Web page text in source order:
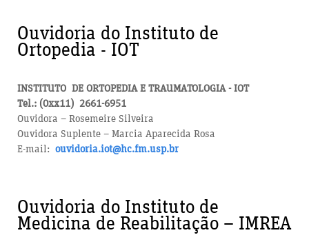
Ouvidoria do Instituto de
Ortopedia - IOT
INSTITUTO DE ORTOPEDIA E TRAUMATOLOGIA - IOT
Tel.: (0xx11) 2661-6951
Ouvidora – Rosemeire Silveira
Ouvidora Suplente – Marcia Aparecida Rosa
E-mail: ouvidoria.iot@hc.fm.usp.br
Ouvidoria do Instituto de
Medicina de Reabilitação – IMREA